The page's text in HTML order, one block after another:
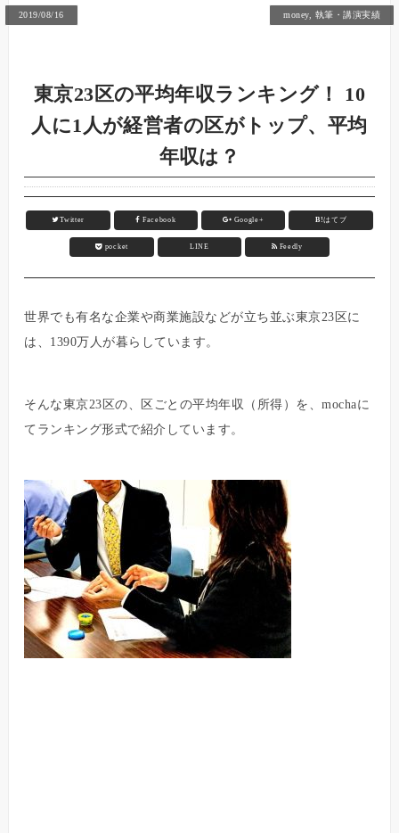
2019/08/16 money, 執筆・講演実績
東京23区の平均年収ランキング！ 10
人に1人が経営者の区がトップ、平均
年収は？
Twitter Facebook Google+ B!はてブ
pocket LINE Feedly
世界でも有名な企業や商業施設などが立ち並ぶ東京23区に
は、1390万人が暮らしています。
そんな東京23区の、区ごとの平均年収（所得）を、mochaに
てランキング形式で紹介しています。